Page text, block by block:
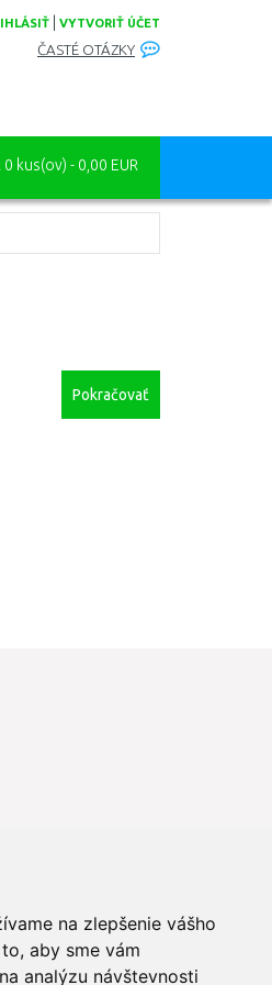
na zlepšenie vášho
aby sme vám
analýzu návštevnosti
VYTVORIŤ ÚČET
ČASTÉ OTÁZKY
0 kus(ov) - 0,00 EUR
Pokračovať